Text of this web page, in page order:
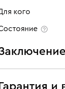
Бриллиант
Количество
Каратность
кого
украшения
Гарантия и